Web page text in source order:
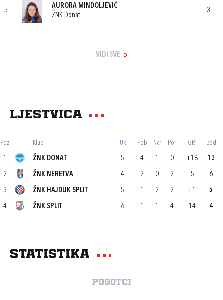
5
AURORA MINDOLJEVIĆ
ŽNK Donat
3
VIDI SVE
Ljestvica
Poz Klub Uk Pob Ner Por GR Bod
1 ŽNK DONAT 5 4 1 0 +18 13
2 ŽNK NERETVA 4 2 0 2 -5 6
3 ŽNK HAJDUK SPLIT 5 1 2 2 +1 5
4 ŽNK SPLIT 6 1 1 4 -14 4
Statistika
Pogotci